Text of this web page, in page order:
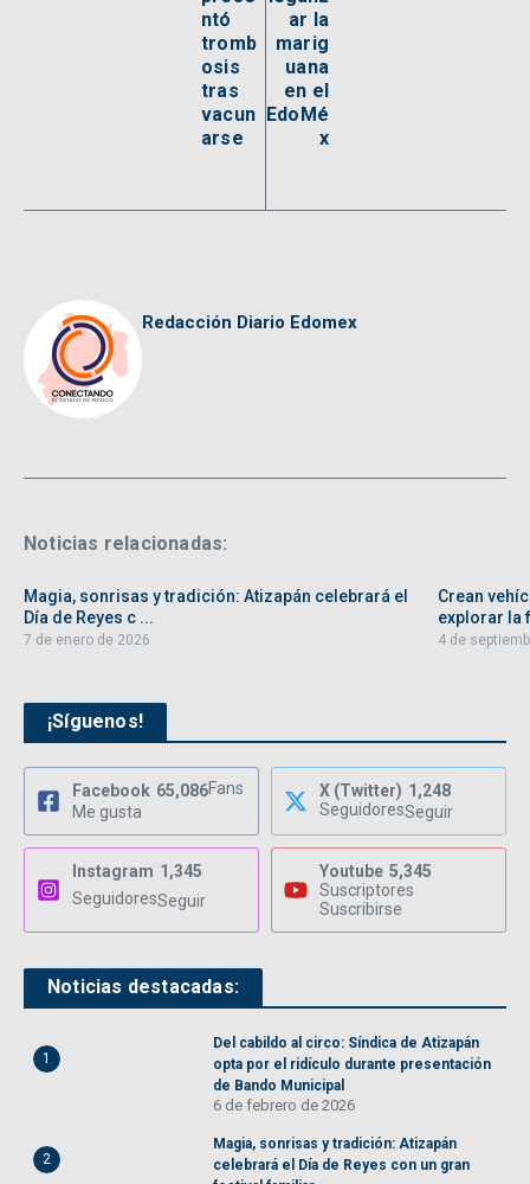
ntó
tromb
osis
tras
vacun
arse
ar la
marig
uana
en el
EdoMé
x
Redacción Diario Edomex
Noticias relacionadas:
Magia, sonrisas y tradición: Atizapán celebrará el
Día de Reyes c ...
7 de enero de 2026
Crean
explorar la
4 de
¡Síguenos!
Facebook 65,086Fans
Me gusta
X (Twitter) 1,248
SeguidoresSeguir
Instagram 1,345
SeguidoresSeguir
Youtube 5,345
Suscriptores
Suscribirse
Noticias destacadas:
1
Del cabildo al circo: Síndica de Atizapán
opta por el ridículo durante presentación
de Bando Municipal
6 de febrero de 2026
2
Magia, sonrisas y tradición: Atizapán
celebrará el Día de Reyes con un gran